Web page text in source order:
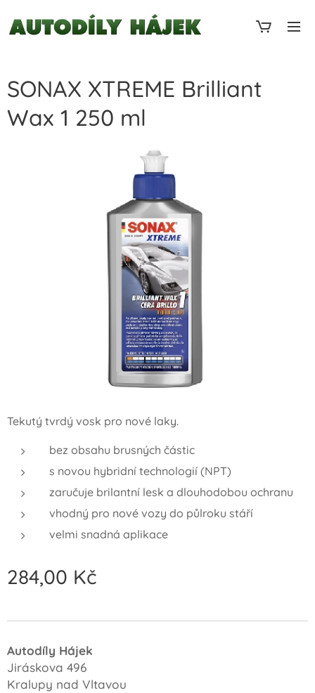
SONAX XTREME Brilliant
Wax 1 250 ml
Tekutý tvrdý vosk pro nové laky.
bez obsahu brusných částic
s novou hybridní technologií (NPT)
zaručuje brilantní lesk a dlouhodobou ochranu
vhodný pro nové vozy do půlroku stáří
velmi snadná aplikace
284,00 Kč
Autodíly Hájek
Jiráskova 496
Kralupy nad Vltavou